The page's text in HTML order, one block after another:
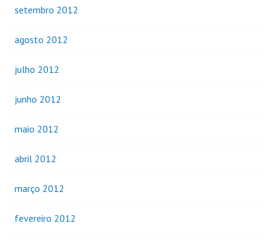
setembro 2012
agosto 2012
julho 2012
junho 2012
maio 2012
abril 2012
março 2012
fevereiro 2012